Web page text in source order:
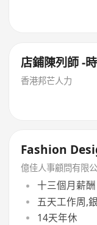
店鋪陳列師 -
香港邦芒人力
Fashion
億佳人事顧問有限
十三個月薪酬
五天工作周,
14天年休